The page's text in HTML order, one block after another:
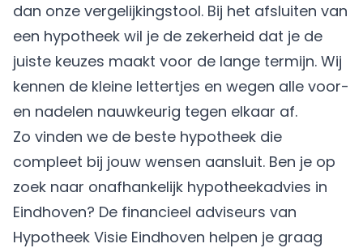
dan onze vergelijkingstool. Bij het afsluiten van
een hypotheek wil je de zekerheid dat je de
juiste keuzes maakt voor de lange termijn. Wij
kennen de kleine lettertjes en wegen alle voor-
en nadelen nauwkeurig tegen elkaar af.
Zo vinden we de beste hypotheek die
compleet bij jouw wensen aansluit. Ben je op
zoek naar onafhankelijk hypotheekadvies in
Eindhoven? De financieel adviseurs van
Hypotheek Visie Eindhoven helpen je graag